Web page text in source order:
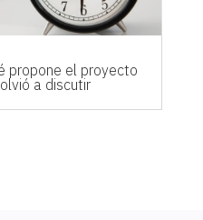
propone el proyecto
a discutir